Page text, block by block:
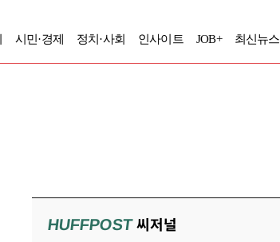
시민·경제 정치·사회 인사이트 JOB+ 최신뉴스
HUFFPOST씨저널